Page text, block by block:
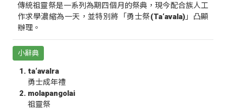
傳統祖靈祭是一系列為期四個月的祭典，現今配合族人工
作求學濃縮為一天，並特別將「勇士祭(Ta‘avala)」凸顯
辦理。
小辭典
ta‘avalra
勇士成年禮
molapangolai
祖靈祭